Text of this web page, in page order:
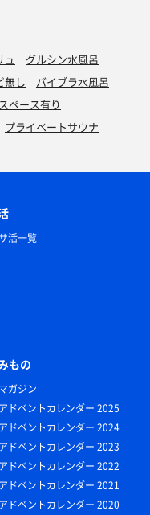
ュ
グルシン水風呂
無し
バイブラ水風呂
ペース有り
プライベートサウナ
活一覧
もの
マガジン
アドベントカレンダー 2025
アドベントカレンダー 2024
アドベントカレンダー 2023
アドベントカレンダー 2022
アドベントカレンダー 2021
アドベントカレンダー 2020